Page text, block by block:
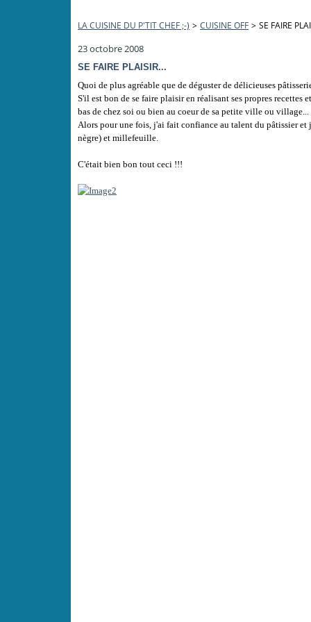
LA CUISINE DU P'TIT CHEF ;-) > CUISINE OFF > SE FAIRE
23 octobre 2008
SE FAIRE PLAISIR...
Quoi de plus agréable que de déguster de délicieuses
S'il est bon de se faire plaisir en réalisant ses propres
bas de chez soi ou bien au coeur de sa petite ville ou village...
Alors pour une fois, j'ai fait confiance au talent du pâtissier
nègre) et millefeuille.
C'était bien bon tout ceci !!!